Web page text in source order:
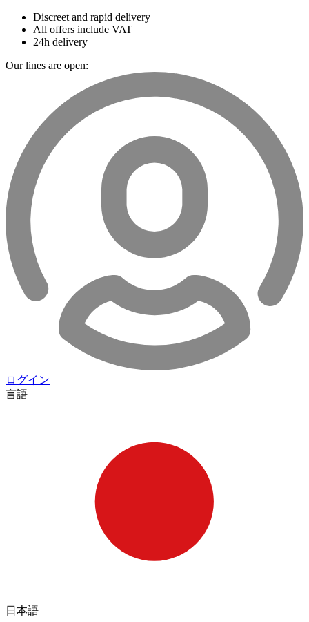
Discreet and rapid delivery
All offers include VAT
24h delivery
Our lines are open:
ログイン
言語
日本語